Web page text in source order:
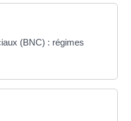
(BNC) : régimes